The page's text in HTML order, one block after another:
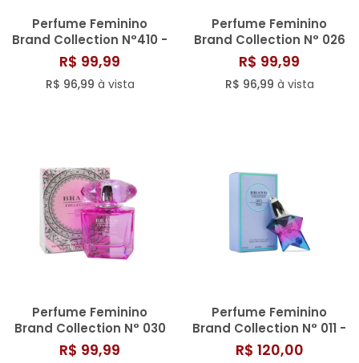
Perfume Feminino
Brand Collection N°410 -
25ml
R$ 99,99
R$ 96,99 à vista
Perfume Feminino
Brand Collection N° 026
- 25ML
R$ 99,99
R$ 96,99 à vista
Perfume Feminino
Brand Collection N° 030
- 25ML
R$ 99,99
Perfume Feminino
Brand Collection N° 011 -
25ML
R$ 120,00